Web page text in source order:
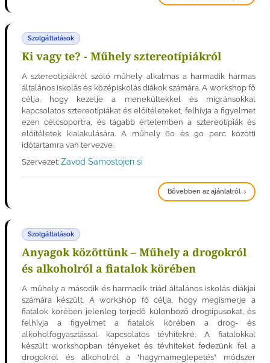
Szolgáltatások
Ki vagy te? - Műhely sztereotípiákról
A sztereotípiákról szóló műhely alkalmas a harmadik hármas
általános iskolás és középiskolás diákok számára. A workshop fő
célja, hogy kezelje a menekültekkel és migránsokkal
kapcsolatos sztereotípiákat és előítéleteket, felhívja a figyelmet
ezen célcsoportra, és tágabb értelemben a sztereotípiák és
előítéletek kialakulására. A műhely 60 és 90 perc közötti
időtartamra van tervezve.
Szervezet: Zavod Samostojen si
Bővebben az ajánlatról
Szolgáltatások
Anyagok közöttünk – Műhely a drogokról
és alkoholról a fiatalok körében
A műhely a második és harmadik triád általános iskolás diákjai
számára készült. A workshop fő célja, hogy megismerje a
fiatalok körében jelenleg terjedő különböző drogtípusokat, és
felhívja a figyelmet a fiatalok körében a drog- és
alkoholfogyasztással kapcsolatos tévhitekre. A fiatalokkal
készült workshopban tényeket és tévhiteket fedezünk fel a
drogokról és alkoholról a "hagymameglepetés" módszer